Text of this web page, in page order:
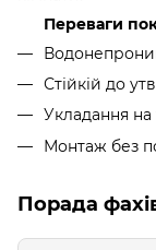
Переваги
Стійкій до
Укладання
Монтаж без
Порада